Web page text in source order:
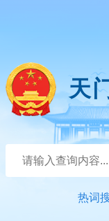
天
热词